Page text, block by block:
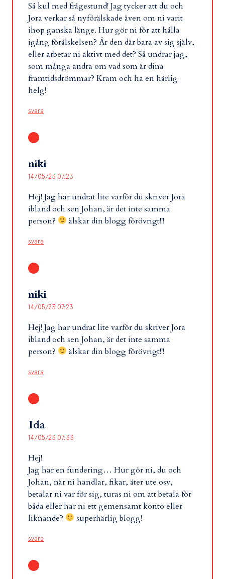
Så kul med frågestund! Jag tycker att du och
Jora verkar så nyförälskade även om ni varit
ihop ganska länge. Hur gör ni för att hålla
igång förälskelsen? Är den där bara av sig själv,
eller arbetar ni aktivt med det? Så undrar jag,
som många andra om vad som är dina
framtidsdrömmar? Kram och ha en härlig
helg!
svara
niki
14/05/23 07:23
Hej! Jag har undrat lite varför du skriver Jora
ibland och sen Johan, är det inte samma
person?
älskar din blogg förövrigt!!!
svara
niki
14/05/23 07:23
Hej! Jag har undrat lite varför du skriver Jora
ibland och sen Johan, är det inte samma
person?
älskar din blogg förövrigt!!!
svara
Ida
14/05/23 07:33
Hej!
Jag har en fundering… Hur gör ni, du och
Johan, när ni handlar, fikar, äter ute osv,
betalar ni var för sig, turas ni om att betala för
båda eller har ni ett gemensamt konto eller
liknande?
superhärlig blogg!
svara